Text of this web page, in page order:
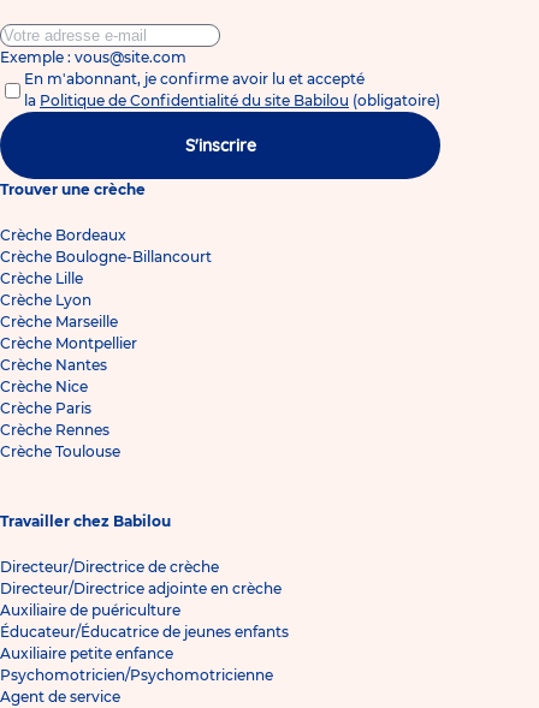
Exemple : vous@site.com
En m'abonnant, je confirme avoir lu et accepté
la Politique de Confidentialité du site Babilou (obligatoire)
S'inscrire
Trouver une crèche
Crèche Bordeaux
Crèche Boulogne-Billancourt
Crèche Lille
Crèche Lyon
Crèche Marseille
Crèche Montpellier
Crèche Nantes
Crèche Nice
Crèche Paris
Crèche Rennes
Crèche Toulouse
Travailler chez Babilou
Directeur/Directrice de crèche
Directeur/Directrice adjointe en crèche
Auxiliaire de puériculture
Éducateur/Éducatrice de jeunes enfants
Auxiliaire petite enfance
Psychomotricien/Psychomotricienne
Agent de service